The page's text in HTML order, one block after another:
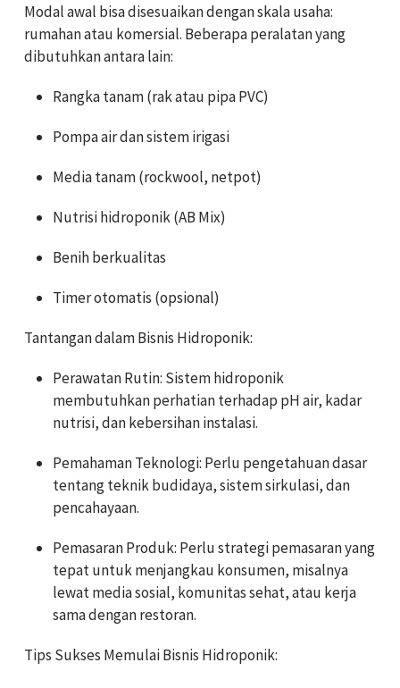
Modal awal bisa disesuaikan dengan skala usaha:
rumahan atau komersial. Beberapa peralatan yang
dibutuhkan antara lain:
Rangka tanam (rak atau pipa PVC)
Pompa air dan sistem irigasi
Media tanam (rockwool, netpot)
Nutrisi hidroponik (AB Mix)
Benih berkualitas
Timer otomatis (opsional)
Tantangan dalam Bisnis Hidroponik:
Perawatan Rutin: Sistem hidroponik
membutuhkan perhatian terhadap pH air, kadar
nutrisi, dan kebersihan instalasi.
Pemahaman Teknologi: Perlu pengetahuan dasar
tentang teknik budidaya, sistem sirkulasi, dan
pencahayaan.
Pemasaran Produk: Perlu strategi pemasaran yang
tepat untuk menjangkau konsumen, misalnya
lewat media sosial, komunitas sehat, atau kerja
sama dengan restoran.
Tips Sukses Memulai Bisnis Hidroponik: